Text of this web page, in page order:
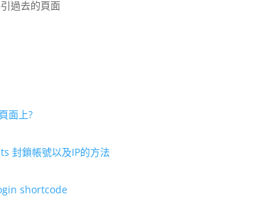
過去的頁面
面上?
封鎖帳號以及IP的方法
shortcode